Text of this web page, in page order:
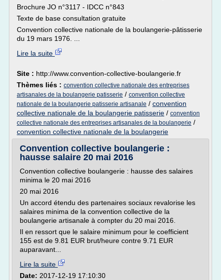
Brochure JO n°3117 - IDCC n°843
Texte de base consultation gratuite
Convention collective nationale de la boulangerie-pâtisserie
du 19 mars 1976. ...
Lire la suite
Site : http://www.convention-collective-boulangerie.fr
Thèmes liés : convention collective nationale des entreprises
artisanales de la boulangerie patisserie / convention collective
nationale de la boulangerie patisserie artisanale / convention
collective nationale de la boulangerie patisserie / convention
collective nationale des entreprises artisanales de la boulangerie /
convention collective nationale de la boulangerie
Convention collective boulangerie :
hausse salaire 20 mai 2016
Convention collective boulangerie : hausse des salaires
minima le 20 mai 2016
20 mai 2016
Un accord étendu des partenaires sociaux revalorise les
salaires minima de la convention collective de la
boulangerie artisanale à compter du 20 mai 2016.
Il en ressort que le salaire minimum pour le coefficient
155 est de 9.81 EUR brut/heure contre 9.71 EUR
auparavant...
Lire la suite
Date: 2017-12-19 17:10:30